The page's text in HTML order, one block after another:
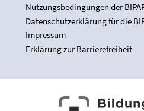
Nutzungsbedingungen der
Datenschutzerklärung für die
Impressum
Erklärung zur Barrierefreiheit